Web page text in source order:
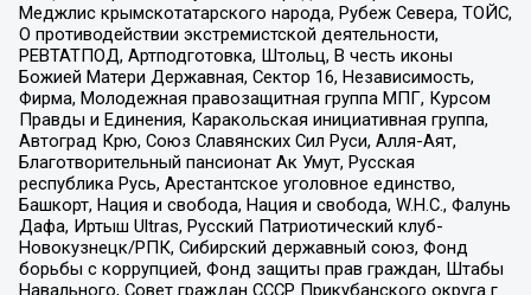
Меджлис крымскотатарского народа, Рубеж Севера, ТОЙС,
О противодействии экстремистской деятельности,
РЕВТАТПОД, Артподготовка, Штольц, В честь иконы
Божией Матери Державная, Сектор 16, Независимость,
Фирма, Молодежная правозащитная группа МПГ, Курсом
Правды и Единения, Каракольская инициативная группа,
Автоград Крю, Союз Славянских Сил Руси, Алля-Аят,
Благотворительный пансионат Ак Умут, Русская
республика Русь, Арестантское уголовное единство,
Башкорт, Нация и свобода, Нация и свобода, W.H.С., Фалунь
Дафа, Иртыш Ultras, Русский Патриотический клуб-
Новокузнецк/РПК, Сибирский державный союз, Фонд
борьбы с коррупцией, Фонд защиты прав граждан, Штабы
Навального, Совет граждан СССР Прикубанского округа г.